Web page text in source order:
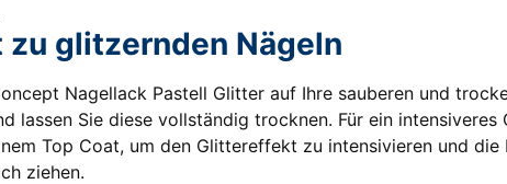
glitzernden Nägeln
Nagellack Pastell Glitter auf Ihre sauberen und
lassen Sie diese vollständig trocknen. Für ein
Top Coat, um den Glittereffekt zu intensivieren und
ziehen.